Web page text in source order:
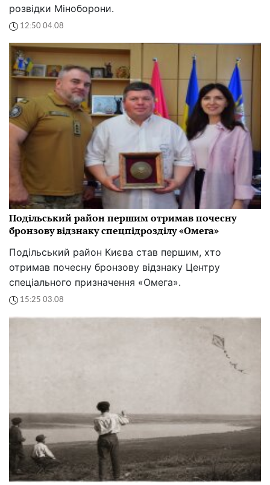
розвідки Міноборони.
12:50 04.08
Подільський район першим отримав почесну
бронзову відзнаку спецпідрозділу «Омега»
Подільський район Києва став першим, хто
отримав почесну бронзову відзнаку Центру
спеціального призначення «Омега».
15:25 03.08